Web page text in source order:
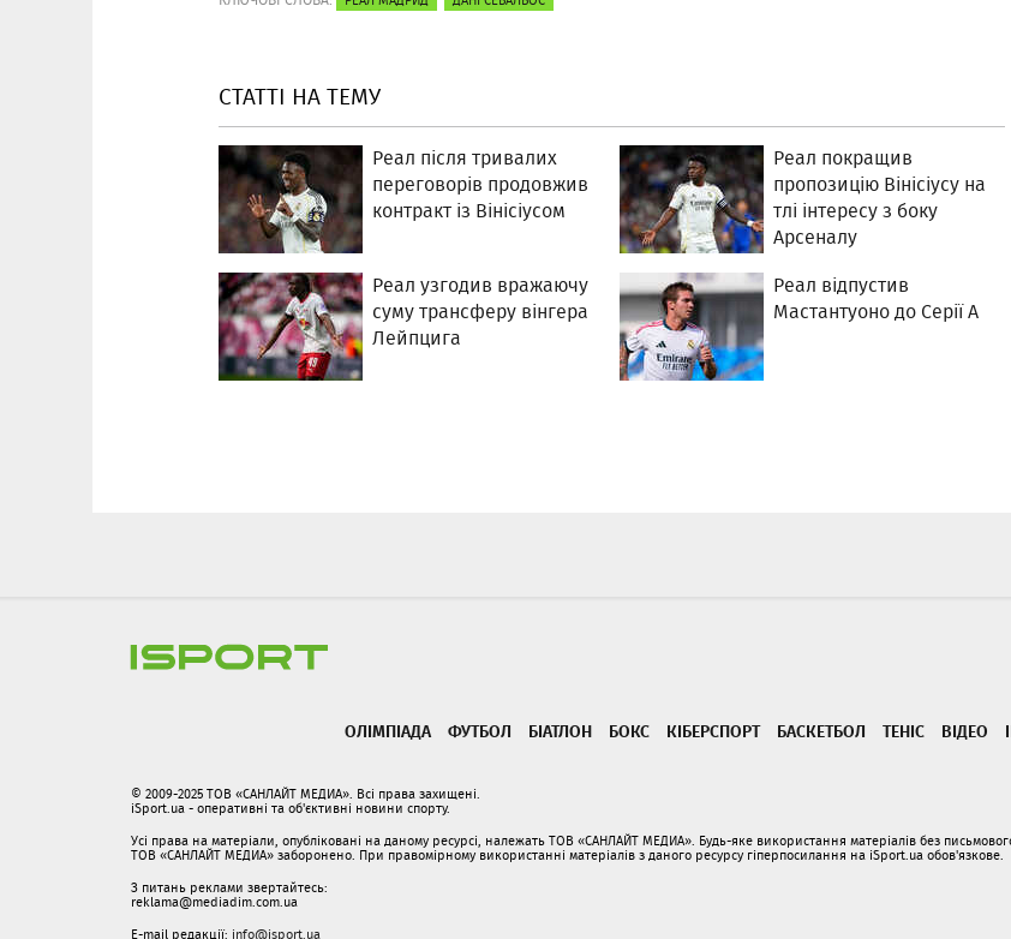
СТАТТІ НА ТЕМУ
Реал після тривалих
переговорів продовжив
контракт із Вінісіусом
Реал покращив
пропозицію Вінісіусу на
тлі інтересу з боку
Арсеналу
Реал узгодив вражаючу
суму трансферу вінгера
Лейпцига
Реал відпустив
Мастантуоно до Серії А
ОЛІМПІАДА ФУТБОЛ БІАТЛОН БОКС КІБЕРСПОРТ БАСКЕТБОЛ ТЕНІС ВІДЕО
© 2009-2025 ТОВ «САНЛАЙТ МЕДИА». Всі права захищені.
iSport.ua - оперативні та об'єктивні новини спорту.
Усі права на матеріали, опубліковані на даному ресурсі, належать ТОВ «САНЛАЙТ МЕДИА». Будь-яке використання матеріалів без
ТОВ «САНЛАЙТ МЕДИА» заборонено. При правомірному використанні матеріалів з даного ресурсу гіперпосилання на iSport.ua обов'язкове.
З питань реклами звертайтесь:
reklama@mediadim.com.ua
E-mail редакції: info@isport.ua